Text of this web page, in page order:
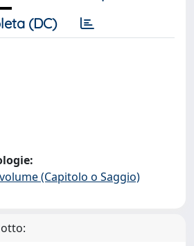
(DC)
(Capitolo o Saggio)